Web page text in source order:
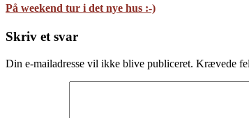
På weekend tur i det nye hus :-)
Skriv et svar
Din e-mailadresse vil ikke blive publiceret. Krævede